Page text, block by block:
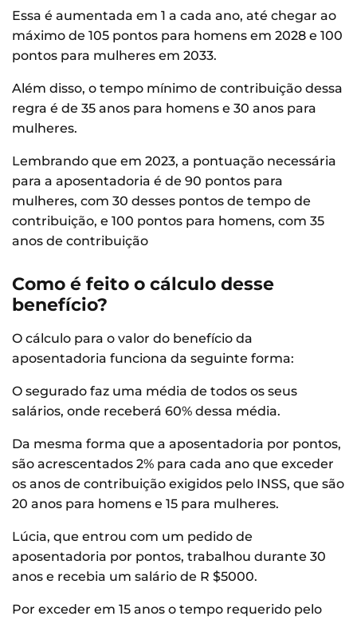
Essa é aumentada em 1 a cada ano, até chegar ao
máximo de 105 pontos para homens em 2028 e 100
pontos para mulheres em 2033.
Além disso, o tempo mínimo de contribuição dessa
regra é de 35 anos para homens e 30 anos para
mulheres.
Lembrando que em 2023, a pontuação necessária
para a aposentadoria é de 90 pontos para
mulheres, com 30 desses pontos de tempo de
contribuição, e 100 pontos para homens, com 35
anos de contribuição
Como é feito o cálculo desse
benefício?
O cálculo para o valor do benefício da
aposentadoria funciona da seguinte forma:
O segurado faz uma média de todos os seus
salários, onde receberá 60% dessa média.
Da mesma forma que a aposentadoria por pontos,
são acrescentados 2% para cada ano que exceder
os anos de contribuição exigidos pelo INSS, que são
20 anos para homens e 15 para mulheres.
Lúcia, que entrou com um pedido de
aposentadoria por pontos, trabalhou durante 30
anos e recebia um salário de R $5000.
Por exceder em 15 anos o tempo requerido pelo